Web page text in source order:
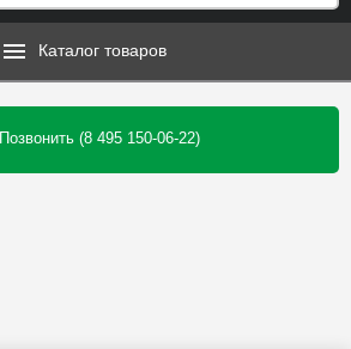
Каталог товаров
Позвонить (8 495 150-06-22)